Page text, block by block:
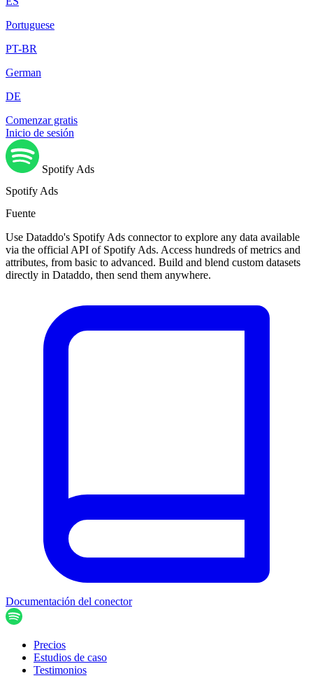
Portuguese
PT-BR
German
DE
Comenzar gratis
Inicio de sesión
Spotify Ads
Spotify Ads
Fuente
Use Dataddo's Spotify Ads connector to explore any data available
via the official API of Spotify Ads. Access hundreds of metrics and
attributes, from basic to advanced. Build and blend custom datasets
directly in Dataddo, then send them anywhere.
Documentación del conector
Precios
Estudios de caso
Testimonios